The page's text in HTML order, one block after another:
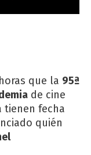
que la 95ª
de cine
tienen fecha
quién